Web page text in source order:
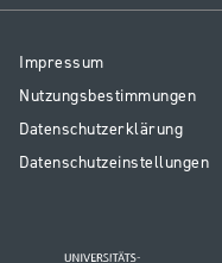
Resp
Legal
Impressum
Nutzungsbestimmungen
Datenschutzerklärung
Datenschutzeinstellungen